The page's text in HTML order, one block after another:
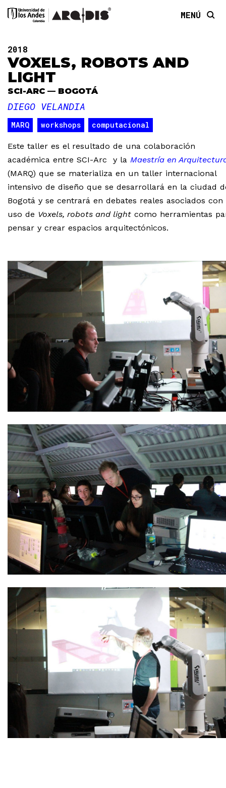
MENÚ
2018
VOXELS, ROBOTS AND
LIGHT
SCI-ARC — BOGOTÁ
DIEGO VELANDIA
MARQ workshops computacional
Este taller es el resultado de una colaboración
académica entre SCI-Arc y la Maestría en
(MARQ) que se materializa en un taller internacional
intensivo de diseño que se desarrollará en la ciudad
Bogotá y se centrará en debates reales asociados con
uso de Voxels, robots and light como herramientas
pensar y crear espacios arquitectónicos.